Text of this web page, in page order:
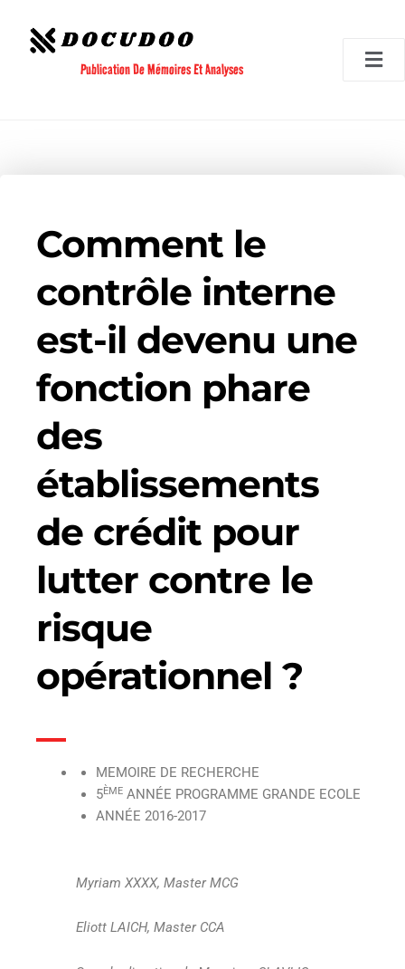
contenu
Publication De Mémoires Et Analyses
Comment le
contrôle interne
est-il devenu une
fonction phare
des
établissements
de crédit pour
lutter contre le
risque
opérationnel ?
MEMOIRE DE RECHERCHE
5ÈMEANNÉE PROGRAMME GRANDE ECOLE
ANNÉE 2016-2017
Myriam XXXX, Master MCG
Eliott LAICH, Master CCA